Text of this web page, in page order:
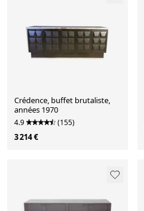
Crédence, buffet brutaliste,
années 1970
4.9 (155)
3 214 €